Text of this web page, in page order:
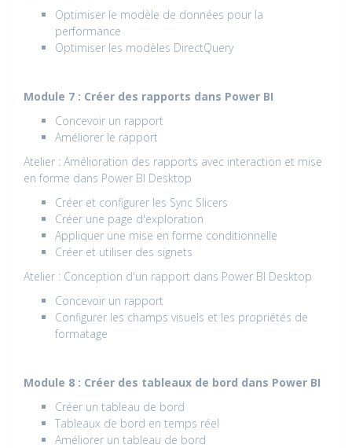
Optimiser le modèle de données pour la
performance
Optimiser les modèles DirectQuery
Module 7 : Créer des rapports dans Power BI
Concevoir un rapport
Améliorer le rapport
Atelier : Amélioration des rapports avec interaction et mise
en forme dans Power BI Desktop
Créer et configurer les Sync Slicers
Créer une page d'exploration
Appliquer une mise en forme conditionnelle
Créer et utiliser des signets
Atelier : Conception d'un rapport dans Power BI Desktop
Concevoir un rapport
Configurer les champs visuels et les propriétés de
formatage
Module 8 : Créer des tableaux de bord dans Power BI
Créer un tableau de bord
Tableaux de bord en temps réel
Améliorer un tableau de bord